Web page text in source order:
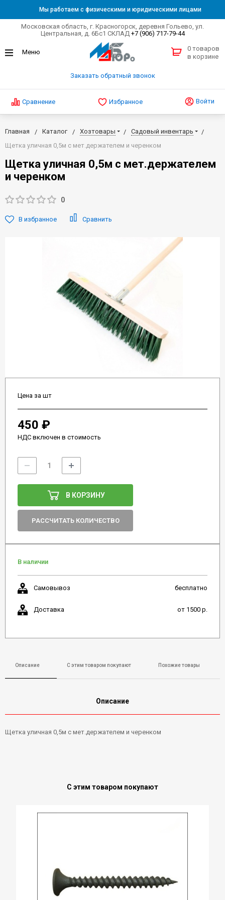
Мы работаем с физическими и юридическими лицами
Московская область, г. Красногорск, деревня Гольево, ул.
Центральная, д. 6Бс1 СКЛАД +7 (906) 717-79-44
Заказать обратный звонок
0 товаров
в корзине
Сравнение Избранное Войти
Главная Каталог Хозтовары
Садовый инвентарь
Щетка уличная 0,5м с мет.держателем и черенком
Щетка уличная 0,5м с мет.держателем
и черенком
0
В избранное Сравнить
Цена за шт
450 ₽
НДС включен в стоимость
В КОРЗИНУ
РАССЧИТАТЬ КОЛИЧЕСТВО
В наличии
Самовывоз бесплатно
Доставка от 1500 р.
Описание С этим товаром покупают Похожие товары
Описание
Щетка уличная 0,5м с мет.держателем и черенком
С этим товаром покупают